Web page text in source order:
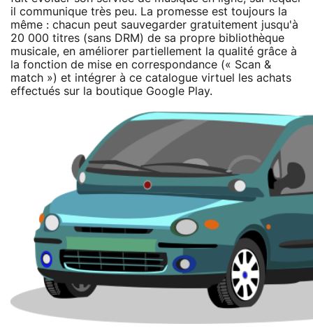
il communique très peu. La promesse est toujours la
même : chacun peut sauvegarder gratuitement jusqu'à
20 000 titres (sans DRM) de sa propre bibliothèque
musicale, en améliorer partiellement la qualité grâce à
la fonction de mise en correspondance (« Scan &
match ») et intégrer à ce catalogue virtuel les achats
effectués sur la boutique Google Play.